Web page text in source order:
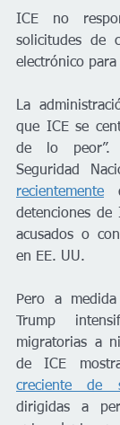
ICE no
solicitudes de
electrónico
La
que ICE se
de lo peor”.
Seguridad
recientemente
detenciones de
acusados o
en EE. UU.
Pero a
Trump
migratorias a
de ICE
creciente de
dirigidas a